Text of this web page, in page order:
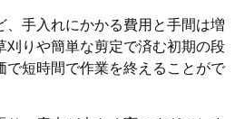
、手入れにかかる費用と手間は増
刈りや簡単な剪定で済む初期の段
で短時間で作業を終えることがで